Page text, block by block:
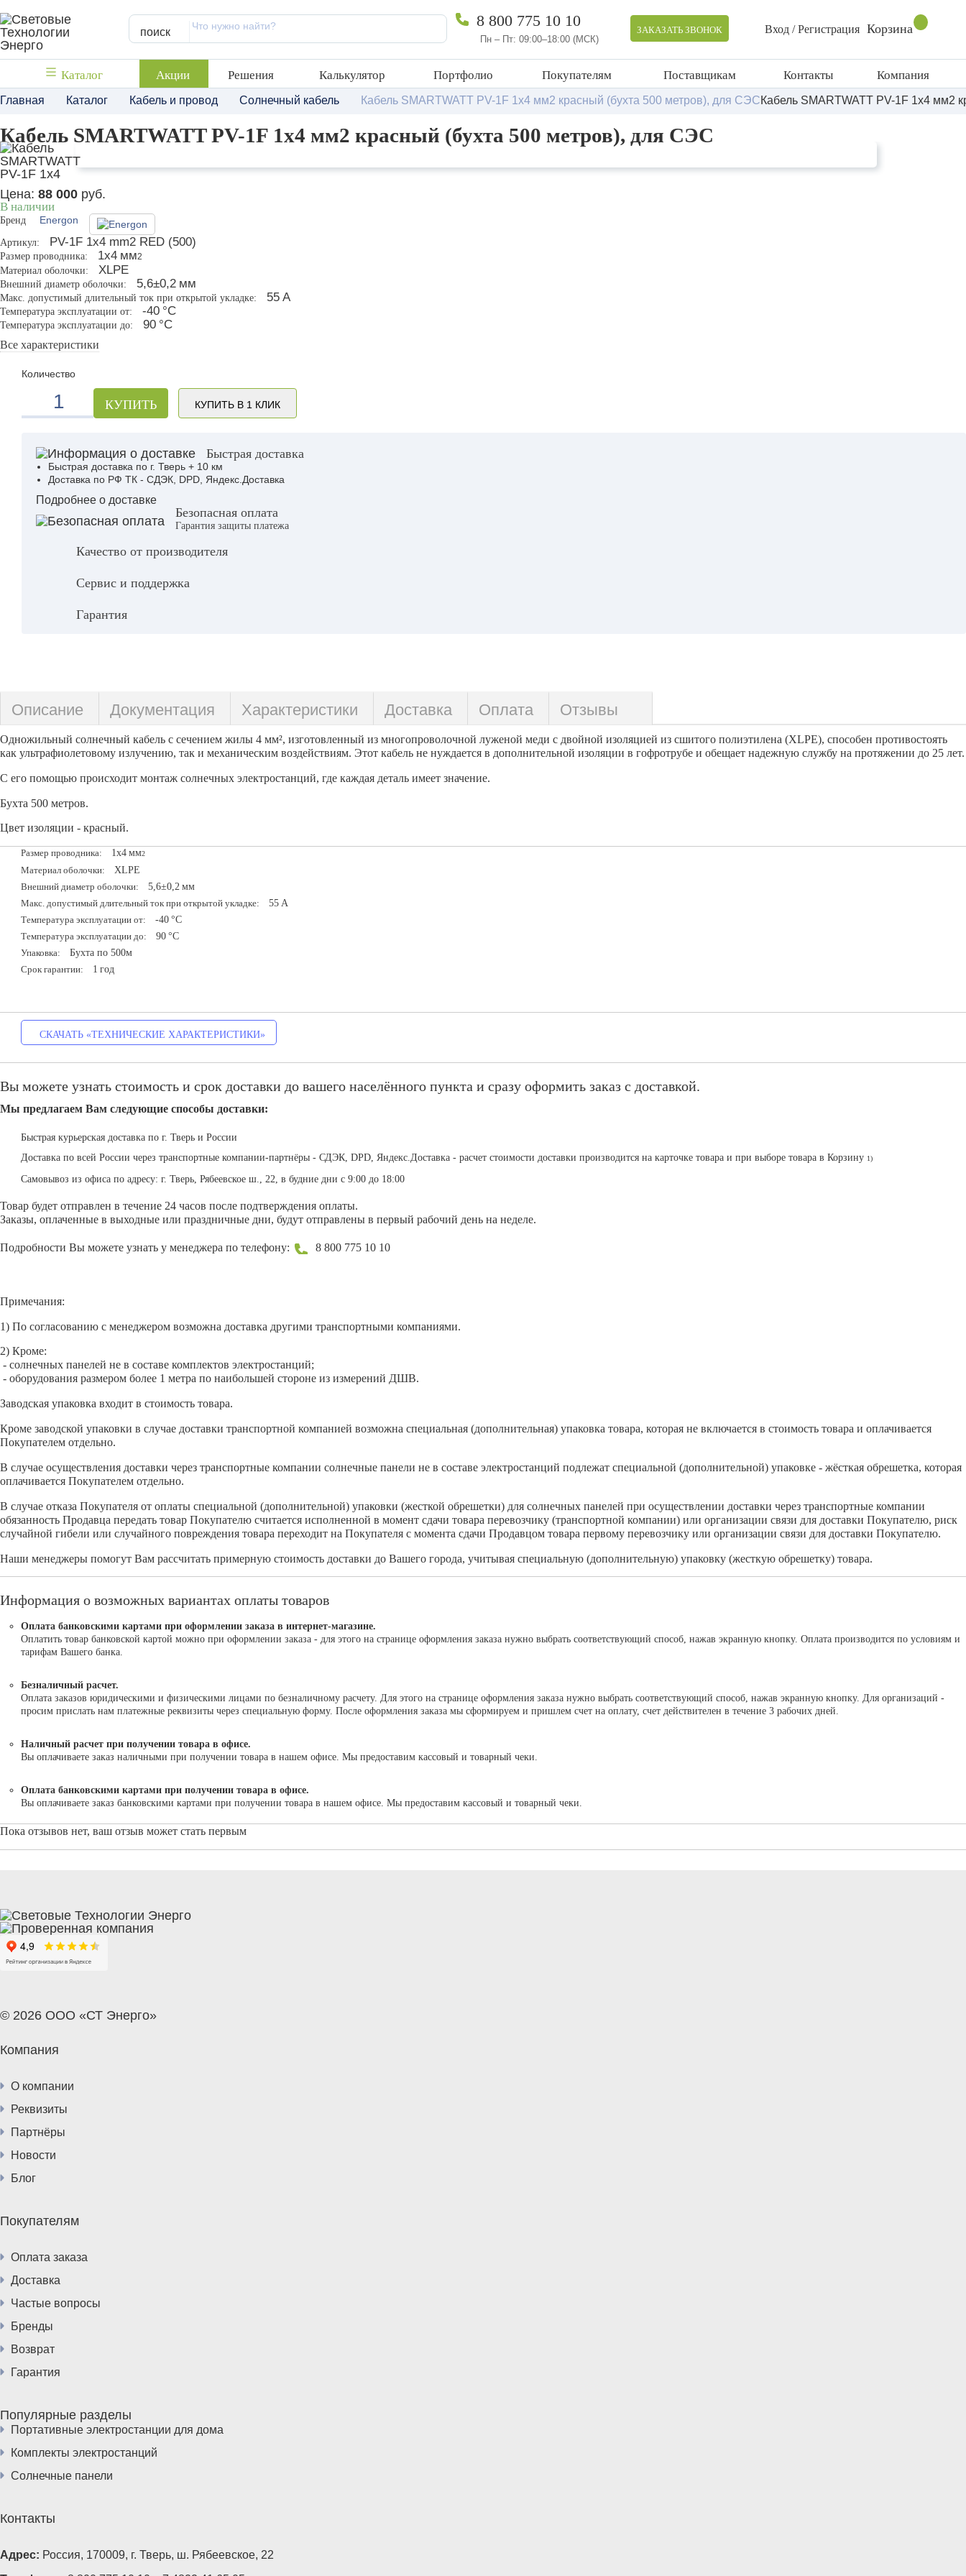
поиск
8 800 775 10 10
Пн – Пт: 09:00–18:00 (МСК)
ЗАКАЗАТЬ ЗВОНОК Вход / Регистрация Корзина
Каталог Акции Решения Калькулятор Портфолио Покупателям Поставщикам Контакты Компания
Главная Каталог Кабель и провод Солнечный кабель Кабель SMARTWATT PV-1F 1x4 мм2 красный (бухта 500 метров), для СЭСКабель SMARTWATT PV-1F 1x4 мм2
Кабель SMARTWATT PV-1F 1x4 мм2 красный (бухта 500 метров), для СЭС
Цена: 88 000 руб.
В наличии
Бренд
Energon
Артикул:
PV-1F 1x4 mm2 RED (500)
Размер проводника: 1х4 мм2
Материал оболочки: XLPE
Внешний диаметр оболочки: 5,6±0,2 мм
Макс. допустимый длительный ток при открытой укладке: 55 A
Температура эксплуатации от: -40 °С
Температура эксплуатации до: 90 °С
Все характеристики
Количество
КУПИТЬ КУПИТЬ В 1 КЛИК
Быстрая доставка
Быстрая доставка по г. Тверь + 10 км
Доставка по РФ ТК - СДЭК, DPD, Яндекс.Доставка
Подробнее о доставке
Безопасная оплата
Гарантия защиты платежа
Качество от производителя
Сервис и поддержка
Гарантия
Описание Документация Характеристики Доставка Оплата Отзывы
Одножильный солнечный кабель с сечением жилы 4 мм², изготовленный из многопроволочной луженой меди с двойной изоляцией из сшитого полиэтилена (XLPE), способен противостоять
как ультрафиолетовому излучению, так и механическим воздействиям. Этот кабель не нуждается в дополнительной изоляции в гофротрубе и обещает надежную службу на протяжении до 25 лет.
С его помощью происходит монтаж солнечных электростанций, где каждая деталь имеет значение.
Бухта 500 метров.
Цвет изоляции - красный.
Размер проводника: 1х4 мм2
Материал оболочки: XLPE
Внешний диаметр оболочки: 5,6±0,2 мм
Макс. допустимый длительный ток при открытой укладке: 55 A
Температура эксплуатации от: -40 °С
Температура эксплуатации до: 90 °С
Упаковка: Бухта по 500м
Срок гарантии: 1 год
СКАЧАТЬ «ТЕХНИЧЕСКИЕ ХАРАКТЕРИСТИКИ»
Вы можете узнать стоимость и срок доставки до вашего населённого пункта и сразу оформить заказ с доставкой.
Мы предлагаем Вам следующие способы доставки:
Быстрая курьерская доставка по г. Тверь и России
Доставка по всей России через транспортные компании-партнёры - СДЭК, DPD, Яндекс.Доставка - расчет стоимости доставки производится на карточке товара и при выборе товара в Корзину 1)
Самовывоз из офиса по адресу: г. Тверь, Рябеевское ш., 22, в будние дни с 9:00 до 18:00
Товар будет отправлен в течение 24 часов после подтверждения оплаты.
Заказы, оплаченные в выходные или праздничные дни, будут отправлены в первый рабочий день на неделе.
Подробности Вы можете узнать у менеджера по телефону: 8 800 775 10 10
Примечания:
1) По согласованию с менеджером возможна доставка другими транспортными компаниями.
2) Кроме:
- солнечных панелей не в составе комплектов электростанций;
- оборудования размером более 1 метра по наибольшей стороне из измерений ДШВ.
Заводская упаковка входит в стоимость товара.
Кроме заводской упаковки в случае доставки транспортной компанией возможна специальная (дополнительная) упаковка товара, которая не включается в стоимость товара и оплачивается
Покупателем отдельно.
В случае осуществления доставки через транспортные компании солнечные панели не в составе электростанций подлежат специальной (дополнительной) упаковке - жёсткая обрешетка, которая
оплачивается Покупателем отдельно.
В случае отказа Покупателя от оплаты специальной (дополнительной) упаковки (жесткой обрешетки) для солнечных панелей при осуществлении доставки через транспортные компании
обязанность Продавца передать товар Покупателю считается исполненной в момент сдачи товара перевозчику (транспортной компании) или организации связи для доставки Покупателю, риск
случайной гибели или случайного повреждения товара переходит на Покупателя с момента сдачи Продавцом товара первому перевозчику или организации связи для доставки Покупателю.
Наши менеджеры помогут Вам рассчитать примерную стоимость доставки до Вашего города, учитывая специальную (дополнительную) упаковку (жесткую обрешетку) товара.
Информация о возможных вариантах оплаты товаров
Оплата банковскими картами при оформлении заказа в интернет-магазине.
Оплатить товар банковской картой можно при оформлении заказа - для этого на странице оформления заказа нужно выбрать соответствующий способ, нажав экранную кнопку. Оплата производится по условиям и
тарифам Вашего банка.
Безналичный расчет.
Оплата заказов юридическими и физическими лицами по безналичному расчету. Для этого на странице оформления заказа нужно выбрать соответствующий способ, нажав экранную кнопку. Для организаций -
просим прислать нам платежные реквизиты через специальную форму. После оформления заказа мы сформируем и пришлем счет на оплату, счет действителен в течение 3 рабочих дней.
Наличный расчет при получении товара в офисе.
Вы оплачиваете заказ наличными при получении товара в нашем офисе. Мы предоставим кассовый и товарный чеки.
Оплата банковскими картами при получении товара в офисе.
Вы оплачиваете заказ банковскими картами при получении товара в нашем офисе. Мы предоставим кассовый и товарный чеки.
Пока отзывов нет, ваш отзыв может стать первым
© 2026 ООО «СТ Энерго»
Компания
О компании
Реквизиты
Партнёры
Новости
Блог
Покупателям
Оплата заказа
Доставка
Частые вопросы
Бренды
Возврат
Гарантия
Популярные разделы
Портативные электростанции для дома
Комплекты электростанций
Солнечные панели
Контакты
Адрес: Россия, 170009, г. Тверь, ш. Рябеевское, 22